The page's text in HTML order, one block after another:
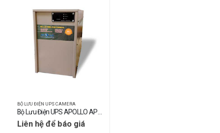
BỘ LƯU ĐIỆN UPS CAMERA
Liên hệ để báo giá